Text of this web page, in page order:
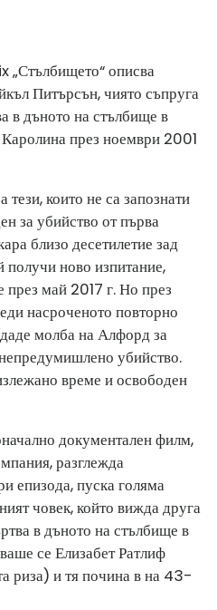
„Стълбището“ описва
Питърсън, чиято съпруга
в дъното на стълбище в
през ноември 2001
тези, които не са запознати
за убийство от първа
близо десетилетие зад
получи ново изпитание,
през май 2017 г. Но през
насроченото повторно
молба на Алфорд за
убийство.
време и освободен
документален филм,
разглежда
епизода, пуска голяма
човек, който вижда друга
в дъното на стълбище в
се Елизабет Ратлиф
риза) и тя почина в на 43-